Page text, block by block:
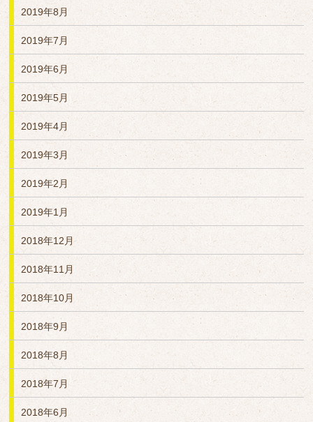
2019年8月
2019年7月
2019年6月
2019年5月
2019年4月
2019年3月
2019年2月
2019年1月
2018年12月
2018年11月
2018年10月
2018年9月
2018年8月
2018年7月
2018年6月